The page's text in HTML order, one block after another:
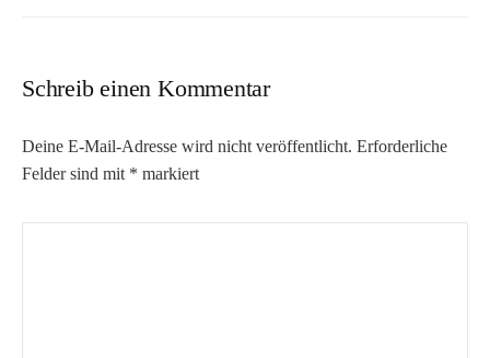
Schreib einen Kommentar
Deine E-Mail-Adresse wird nicht veröffentlicht. Erforderliche
Felder sind mit * markiert